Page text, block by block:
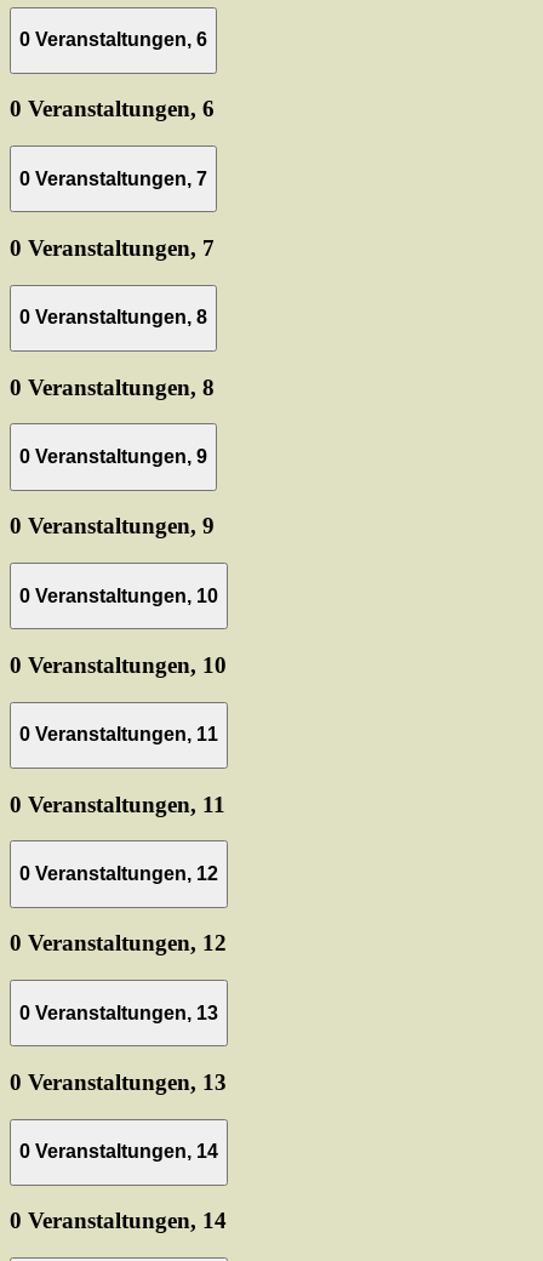
0 Veranstaltungen, 6
0 Veranstaltungen, 6
0 Veranstaltungen, 7
0 Veranstaltungen, 7
0 Veranstaltungen, 8
0 Veranstaltungen, 8
0 Veranstaltungen, 9
0 Veranstaltungen, 9
0 Veranstaltungen, 10
0 Veranstaltungen, 10
0 Veranstaltungen, 11
0 Veranstaltungen, 11
0 Veranstaltungen, 12
0 Veranstaltungen, 12
0 Veranstaltungen, 13
0 Veranstaltungen, 13
0 Veranstaltungen, 14
0 Veranstaltungen, 14